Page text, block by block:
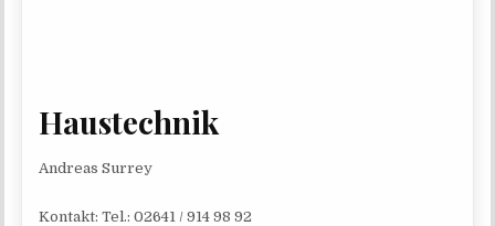
Haustechnik
Andre­as Surrey
Kon­takt: Tel.: 02641 / 914 98 92